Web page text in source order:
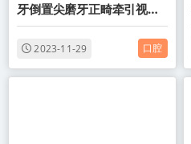
牙倒置尖磨牙正畸牵引视频
课程8集百度网盘下载学习
2023-11-29 口腔